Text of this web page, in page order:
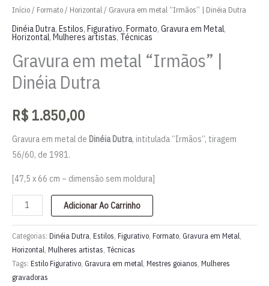
Início/ Formato/ Horizontal/ Gravura em metal “Irmãos” | Dinéia Dutra
Dinéia Dutra, Estilos, Figurativo, Formato, Gravura em Metal,
Horizontal, Mulheres artistas, Técnicas
Gravura em metal “Irmãos” |
Dinéia Dutra
R$1.850,00
Gravura em metal de Dinéia Dutra, intitulada “Irmãos”, tiragem
56/60, de 1981.
[47,5 x 66 cm – dimensão sem moldura]
Gravura
em
metal
"Irmãos"
|
Dinéia
Adicionar Ao Carrinho
Categorias: Dinéia Dutra Estilos Figurativo Formato Gravura em Metal
Horizontal Mulheres artistas Técnicas
Tags: Estilo Figurativo Gravura em metal Mestres goianos Mulheres
gravadoras